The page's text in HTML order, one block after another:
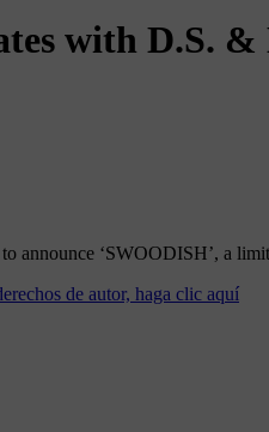
with D.S.
announce ‘SWOODISH’, a
de autor, haga clic aquí